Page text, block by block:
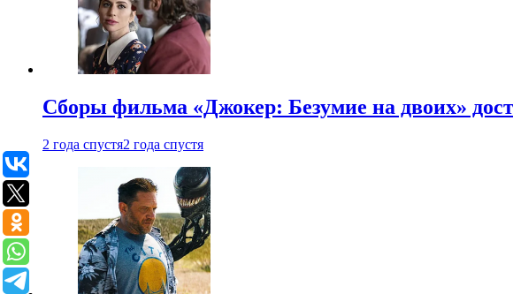
Сборы фильма «Джокер: Безумие на двоих»
2 года спустя2 года спустя